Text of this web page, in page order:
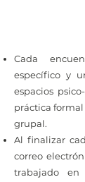
Cada
específico y
espacios
práctica
grupal.
Al finalizar
correo
trabajado